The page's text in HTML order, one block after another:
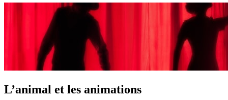
L’animal et les animations